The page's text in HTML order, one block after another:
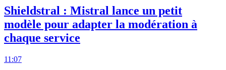
Shieldstral : Mistral lance un petit
modèle pour adapter la modération à
chaque service
11:07